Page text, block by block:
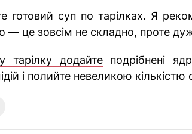
готовий суп по тарілках. Я
— це зовсім не складно, проте
тарілку додайтеподрібнені
і полийте невеликою кількістю